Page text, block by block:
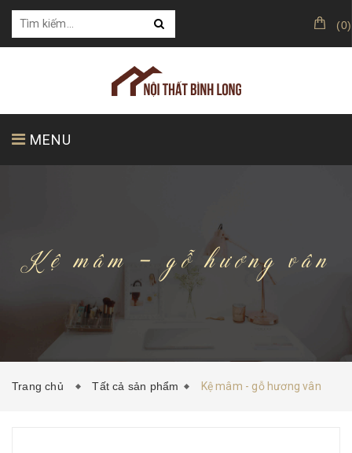
(0)
MENU
KHÁCH HÀNG CỦA CHÚNG TÔI
HƯỚNG DẪN MUA HÀNG
Kệ mâm - gỗ hương vân
Trang chủ Tất cả sản phẩm Kệ mâm - gỗ hương vân